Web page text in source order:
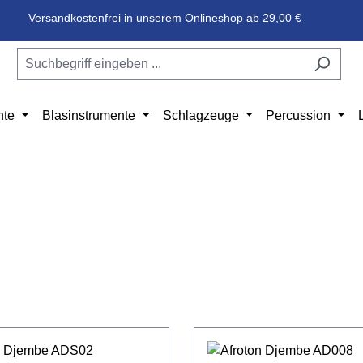
Versandkostenfrei in unserem Onlineshop ab 29,00 €
Blasinstrumente Schlagzeuge Percussion